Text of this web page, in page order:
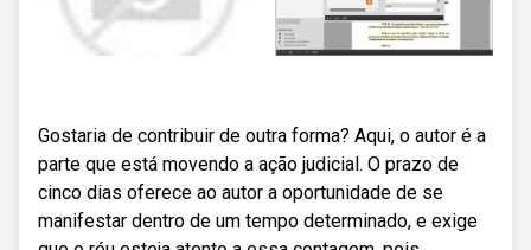
Gostaria de contribuir de outra forma? Aqui, o autor é a
parte que está movendo a ação judicial. O prazo de
cinco dias oferece ao autor a oportunidade de se
manifestar dentro de um tempo determinado, e exige